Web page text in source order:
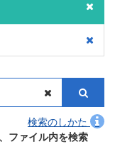
検索のしかた
ファイル内を検索